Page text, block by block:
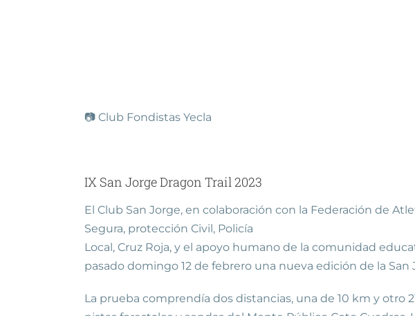
📷 Club Fondistas Yecla
IX San Jorge Dragon Trail 2023
El Club San Jorge, en colaboración con la Federación de
Segura, protección Civil, Policía
Local, Cruz Roja, y el apoyo humano de la comunidad
pasado domingo 12 de febrero una nueva edición de la San
La prueba comprendía dos distancias, una de 10 km y otro